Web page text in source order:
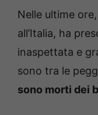
Nelle ultime
all’Italia, ha
inaspettata e
sono tra le
sono morti dei